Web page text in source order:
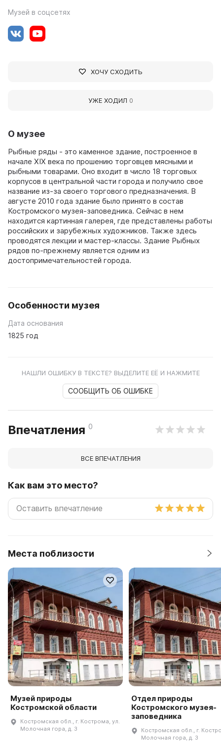
О музее
Рыбные ряды - это каменное здание, построенное в
начале XIX века по прошению торговцев мясными и
рыбными товарами. Оно входит в число 18 торговых
корпусов в центральной части города и получило свое
название из-за своего торгового предназначения. В
августе 2010 года здание было принято в состав
Костромского музея-заповедника. Сейчас в нем
находится картинная галерея, где представлены работы
российских и зарубежных художников. Также здесь
проводятся лекции и мастер-классы. Здание Рыбных
рядов по-прежнему является одним из
достопримечательностей города.
Особенности музея
Дата основания
1825 год
НАШЛИ ОШИБКУ В ТЕКСТЕ? ВЫДЕЛИТЕ ЕЁ И НАЖМИТЕ
СООБЩИТЬ ОБ ОШИБКЕ
Впечатления 0
ВСЕ ВПЕЧАТЛЕНИЯ
Как вам это место?
Места поблизости
Музей природы
Костромской области
Костромская обл., г. Кострома, ул.
Молочная гора, д. 3
Отдел природы
Костромского музея-
заповедника
Костромская обл., г.
Молочная гора, д. 3
Музей в соцсетях
ХОЧУ СХОДИТЬ
УЖЕ ХОДИЛ 0